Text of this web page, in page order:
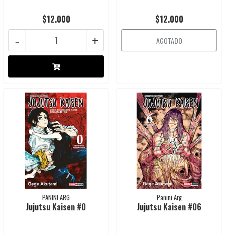
$12.000
+
-
$12.000
AGOTADO
PANINI ARG
Jujutsu Kaisen #0
Panini Arg
Jujutsu Kaisen #06